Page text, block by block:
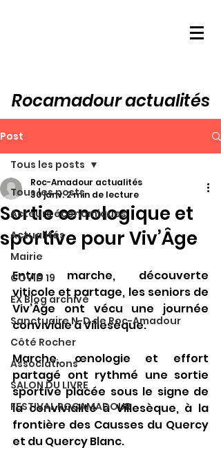
Rocamadour actualités
Post
Tous les posts
Acteurs économiques
Actualités
Mairie
COVID 19
EX Blog archivé
Sanctuaire N-D de Roc-Amadour
Côté Rocher
Associations
SALON DU LIVRE
FESTIVAL ROCAMADOUR
Tous les posts
Sortie œnologique et
sportive pour Viv’Âge
Roc-Amadour actualités
30 janv.2 min de lecture
Entre marche, découverte
viticole et partage, les seniors de
Viv’Âge ont vécu une journée
conviviale à Villesèque.
Marche, œnologie et effort
partagé ont rythmé une sortie
sportive placée sous le signe de
la convivialité à Villesèque, à la
frontière des Causses du Quercy
et du Quercy Blanc.